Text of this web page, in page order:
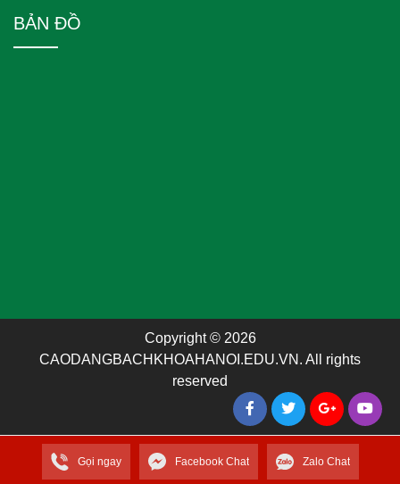
BẢN ĐỒ
Copyright © 2026
CAODANGBACHKHOAHANOI.EDU.VN. All rights
reserved
Gọi ngay Facebook Chat Zalo Chat